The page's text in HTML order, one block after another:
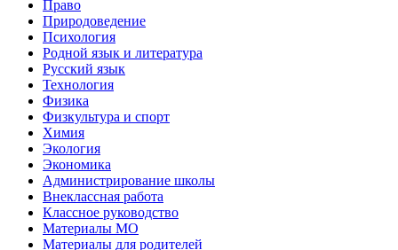
Право
Природоведение
Психология
Родной язык и литература
Русский язык
Технология
Физика
Физкультура и спорт
Химия
Экология
Экономика
Администрирование школы
Внеклассная работа
Классное руководство
Материалы МО
Материалы для родителей